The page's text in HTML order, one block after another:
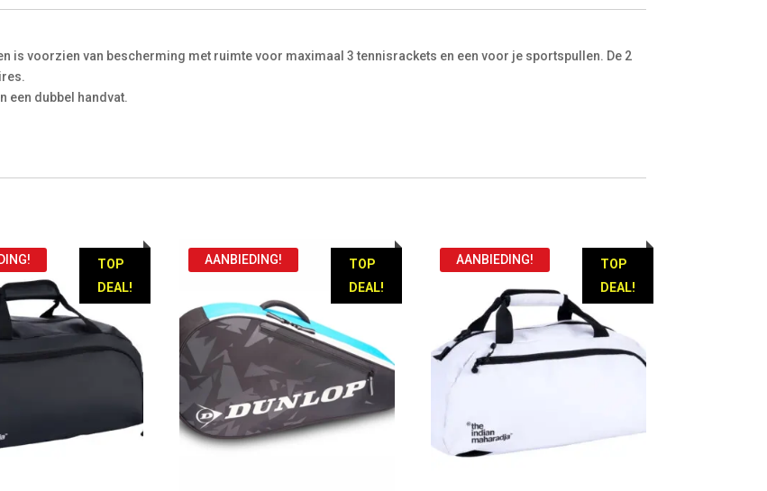
is voorzien van bescherming met ruimte voor maximaal 3 tennisrackets en een voor je sportspullen. De 2
een dubbel handvat.
TOP
DEAL!
TOP
DEAL!
AANBIEDING!
TOP
DEAL!
AANBIEDING!